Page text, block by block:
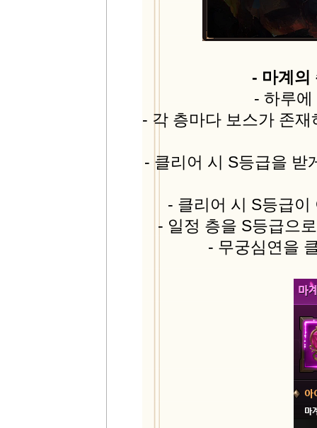
- 마계의
- 하루
- 각 층마다 보스가 존
- 클리어 시 S등급을 받
- 클리어 시 S등급
- 일정 층을 S등급으
- 무궁심연을